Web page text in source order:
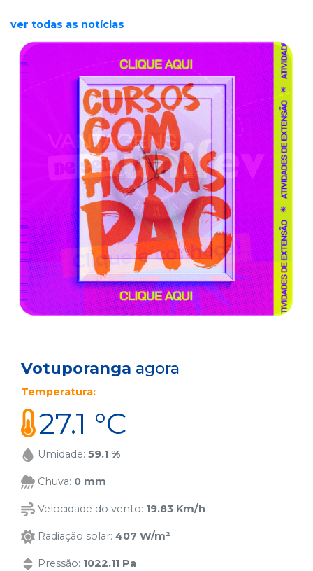
ver todas as notícias
Votuporanga agora
Temperatura:
27.1 °C
Umidade: 59.1 %
Chuva: 0 mm
Velocidade do vento: 19.83 Km/h
Radiação solar: 407 W/m²
Pressão: 1022.11 Pa